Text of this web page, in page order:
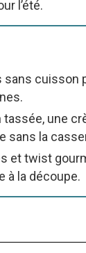
l’été.
sans cuisson
une
sans la
et twist
à la découpe.